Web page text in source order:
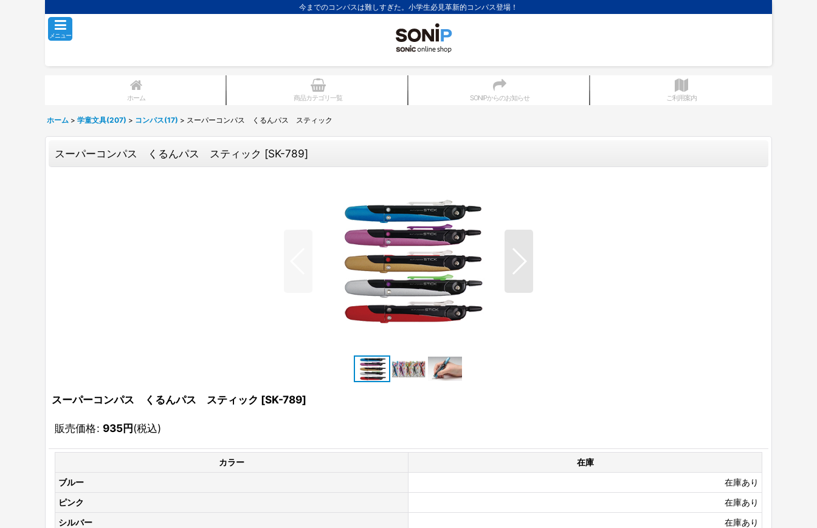
今までのコンパスは難しすぎた。小学生必見革新的コンパス登場！
メニュー
ホーム 商品カテゴリ一覧 SONIPからのお知らせ ご利用案内
ホーム > 学童文具(207) > コンパス(17) > スーパーコンパス くるんパス スティック
スーパーコンパス くるんパス スティック [SK-789]
スーパーコンパス くるんパス スティック [SK-789]
販売価格: 935円(税込)
カラー
在庫
ブルー
在庫あり
ピンク
在庫あり
シルバー
在庫あり